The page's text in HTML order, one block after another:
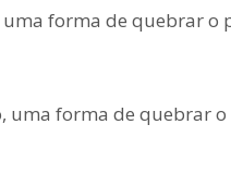
uma forma de quebrar o
uma forma de quebrar